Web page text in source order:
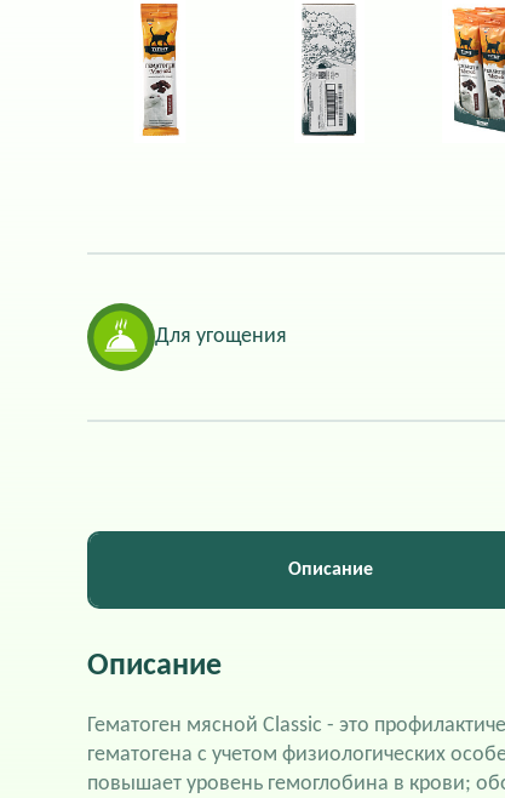
Для угощения
Описание
Описание
Гематоген мясной Сlassic - это
гематогена с учетом физиологических
повышает уровень гемоглобина в крови;